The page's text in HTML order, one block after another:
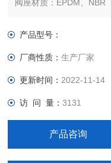
阀座材质：EPDM、NBR
法兰标准：GB、ANSI、
气动执行器：双作用、单
气动附件：电磁阀、空气
产品型号：
厂商性质：生产厂家
更新时间： 2022-11-14
访 问 量：3131
产品咨询